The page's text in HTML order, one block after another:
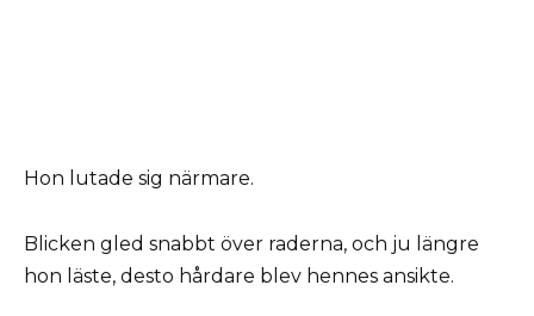
Hon lutade sig närmare.
Blicken gled snabbt över raderna, och ju längre
hon läste, desto hårdare blev hennes ansikte.